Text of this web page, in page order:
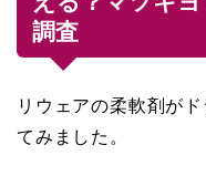
調査
リウェアの柔軟剤が
てみました。